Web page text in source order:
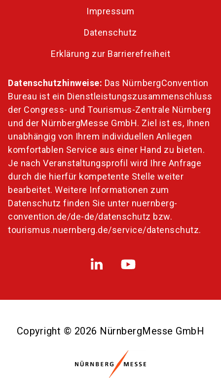
Impressum
Datenschutz
Erklärung zur Barrierefreiheit
Datenschutzhinweise: Das NürnbergConvention
Bureau ist ein Dienstleistungszusammenschluss
der Congress- und Tourismus-Zentrale Nürnberg
und der NürnbergMesse GmbH. Ziel ist es, Ihnen
unabhängig von Ihrem individuellen Anliegen
komfortablen Service aus einer Hand zu bieten.
Je nach Veranstaltungsprofil wird Ihre Anfrage
durch die hierfür kompetente Stelle weiter
bearbeitet. Weitere Informationen zum
Datenschutz finden Sie unter nuernberg-
convention.de/de-de/datenschutz bzw.
tourismus.nuernberg.de/service/datenschutz.
Copyright © 2026 NürnbergMesse GmbH